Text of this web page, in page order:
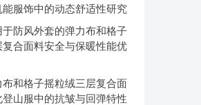
服饰中的动态舒适性研究
防风外套的弹力布和格子
合面料安全与保暖性能优
和格子摇粒绒三层复合面
山服中的抗皱与回弹特性